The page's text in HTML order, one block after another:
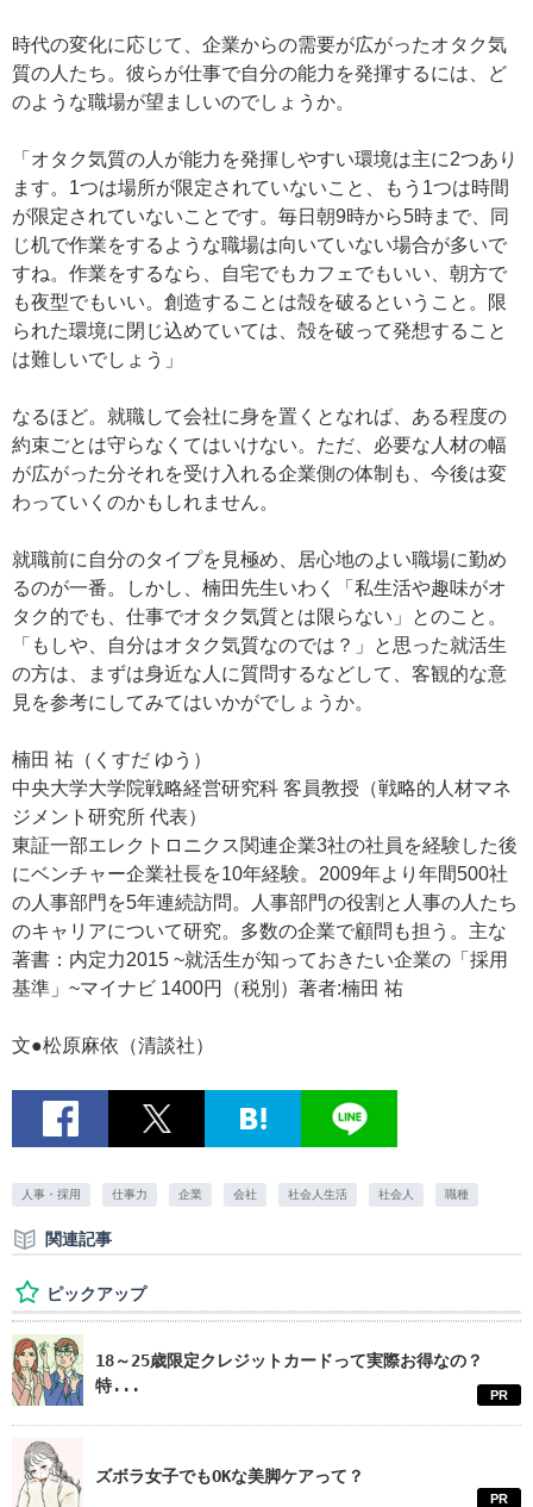
時代の変化に応じて、企業からの需要が広がったオタク気
質の人たち。彼らが仕事で自分の能力を発揮するには、ど
のような職場が望ましいのでしょうか。
「オタク気質の人が能力を発揮しやすい環境は主に2つあり
ます。1つは場所が限定されていないこと、もう1つは時間
が限定されていないことです。毎日朝9時から5時まで、同
じ机で作業をするような職場は向いていない場合が多いで
すね。作業をするなら、自宅でもカフェでもいい、朝方で
も夜型でもいい。創造することは殻を破るということ。限
られた環境に閉じ込めていては、殻を破って発想すること
は難しいでしょう」
なるほど。就職して会社に身を置くとなれば、ある程度の
約束ごとは守らなくてはいけない。ただ、必要な人材の幅
が広がった分それを受け入れる企業側の体制も、今後は変
わっていくのかもしれません。
就職前に自分のタイプを見極め、居心地のよい職場に勤め
るのが一番。しかし、楠田先生いわく「私生活や趣味がオ
タク的でも、仕事でオタク気質とは限らない」とのこと。
「もしや、自分はオタク気質なのでは？」と思った就活生
の方は、まずは身近な人に質問するなどして、客観的な意
見を参考にしてみてはいかがでしょうか。
楠田 祐（くすだ ゆう）
中央大学大学院戦略経営研究科 客員教授（戦略的人材マネ
ジメント研究所 代表）
東証一部エレクトロニクス関連企業3社の社員を経験した後
にベンチャー企業社長を10年経験。2009年より年間500社
の人事部門を5年連続訪問。人事部門の役割と人事の人たち
のキャリアについて研究。多数の企業で顧問も担う。主な
著書：内定力2015 ~就活生が知っておきたい企業の「採用
基準」~マイナビ 1400円（税別）著者:楠田 祐
文●松原麻依（清談社）
人事・採用 仕事力 企業 会社 社会人生活 社会人 職種
関連記事
ピックアップ
18～25歳限定クレジットカードって実際お得なの？
特...
PR
ズボラ女子でもOKな美脚ケアって？
PR